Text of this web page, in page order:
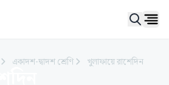
একাদশ-দ্বাদশ শ্রেণি খুলাফায়ে রাশেদিন